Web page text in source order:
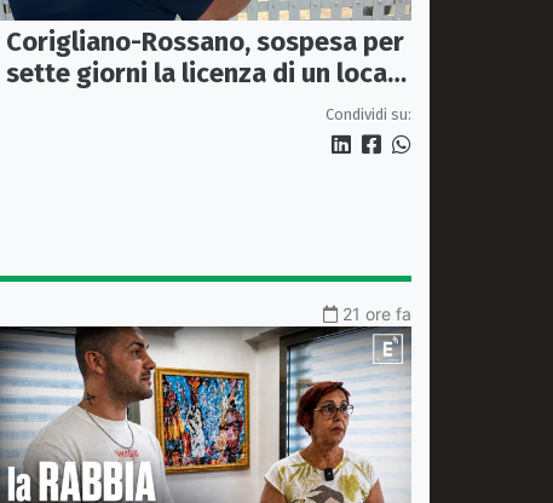
Corigliano-Rossano, sospesa per
sette giorni la licenza di un locale
Condividi su:
21 ore fa